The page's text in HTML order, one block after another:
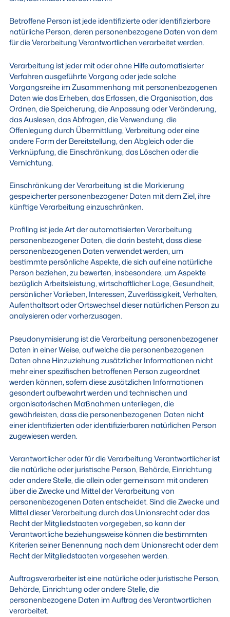
Betroffene Person ist jede identifizierte oder identifizierbare
natürliche Person, deren personenbezogene Daten von dem
für die Verarbeitung Verantwortlichen verarbeitet werden.
Verarbeitung ist jeder mit oder ohne Hilfe automatisierter
Verfahren ausgeführte Vorgang oder jede solche
Vorgangsreihe im Zusammenhang mit personenbezogenen
Daten wie das Erheben, das Erfassen, die Organisation, das
Ordnen, die Speicherung, die Anpassung oder Veränderung,
das Auslesen, das Abfragen, die Verwendung, die
Offenlegung durch Übermittlung, Verbreitung oder eine
andere Form der Bereitstellung, den Abgleich oder die
Verknüpfung, die Einschränkung, das Löschen oder die
Vernichtung.
Einschränkung der Verarbeitung ist die Markierung
gespeicherter personenbezogener Daten mit dem Ziel, ihre
künftige Verarbeitung einzuschränken.
Profiling ist jede Art der automatisierten Verarbeitung
personenbezogener Daten, die darin besteht, dass diese
personenbezogenen Daten verwendet werden, um
bestimmte persönliche Aspekte, die sich auf eine natürliche
Person beziehen, zu bewerten, insbesondere, um Aspekte
bezüglich Arbeitsleistung, wirtschaftlicher Lage, Gesundheit,
persönlicher Vorlieben, Interessen, Zuverlässigkeit, Verhalten,
Aufenthaltsort oder Ortswechsel dieser natürlichen Person zu
analysieren oder vorherzusagen.
Pseudonymisierung ist die Verarbeitung personenbezogener
Daten in einer Weise, auf welche die personenbezogenen
Daten ohne Hinzuziehung zusätzlicher Informationen nicht
mehr einer spezifischen betroffenen Person zugeordnet
werden können, sofern diese zusätzlichen Informationen
gesondert aufbewahrt werden und technischen und
organisatorischen Maßnahmen unterliegen, die
gewährleisten, dass die personenbezogenen Daten nicht
einer identifizierten oder identifizierbaren natürlichen Person
zugewiesen werden.
Verantwortlicher oder für die Verarbeitung Verantwortlicher ist
die natürliche oder juristische Person, Behörde, Einrichtung
oder andere Stelle, die allein oder gemeinsam mit anderen
über die Zwecke und Mittel der Verarbeitung von
personenbezogenen Daten entscheidet. Sind die Zwecke und
Mittel dieser Verarbeitung durch das Unionsrecht oder das
Recht der Mitgliedstaaten vorgegeben, so kann der
Verantwortliche beziehungsweise können die bestimmten
Kriterien seiner Benennung nach dem Unionsrecht oder dem
Recht der Mitgliedstaaten vorgesehen werden.
Auftragsverarbeiter ist eine natürliche oder juristische Person,
Behörde, Einrichtung oder andere Stelle, die
personenbezogene Daten im Auftrag des Verantwortlichen
verarbeitet.